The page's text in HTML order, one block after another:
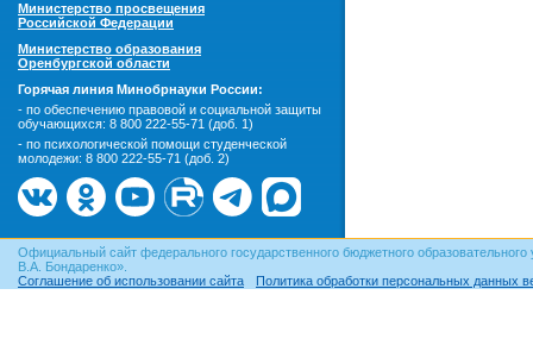
Министерство просвещения
Российской Федерации
Министерство образования
Оренбургской области
Горячая линия Минобрнауки России:
- по обеспечению правовой и социальной защиты
обучающихся: 8 800 222-55-71 (доб. 1)
- по психологической помощи студенческой
молодежи: 8 800 222-55-71 (доб. 2)
Официальный сайт федерального государственного бюджетного
В.А. Бондаренко».
Соглашение об использовании сайта
Политика обработки персональных данных